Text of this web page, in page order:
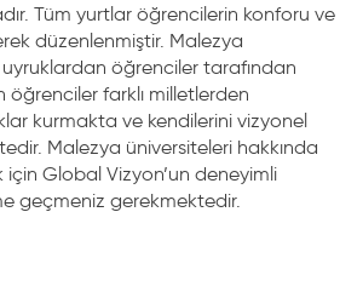
Tüm yurtlar öğrencilerin konforu ve
düzenlenmiştir. Malezya
uyruklardan öğrenciler tarafından
farklı milletlerden
kurmakta ve kendilerini vizyonel
Malezya üniversiteleri hakkında
için Global Vizyon’un deneyimli
geçmeniz gerekmektedir.